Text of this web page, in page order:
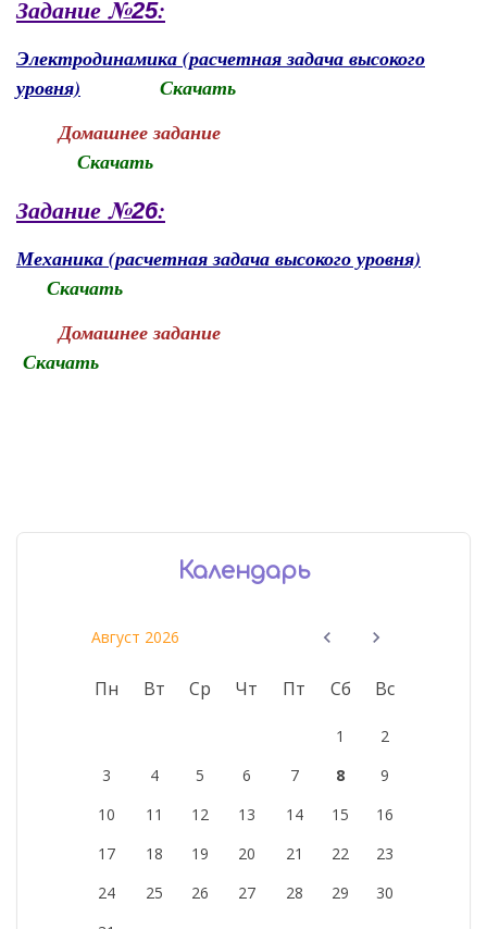
Задание №25:
Электродинамика (расчетная задача высокого
уровня)
Скачать
Домашнее задание
Скачать
Задание №26:
Механика (расчетная задача высокого уровня)
Скачать
Домашнее задание
Скачать
Календарь
Август 2026
Пн Вт Ср Чт Пт Сб Вс
1
2
3
4 5 6 7 8
9
10
11 12 13 14 15
16
17
18 19 20 21 22
23
24
25 26 27 28 29
30